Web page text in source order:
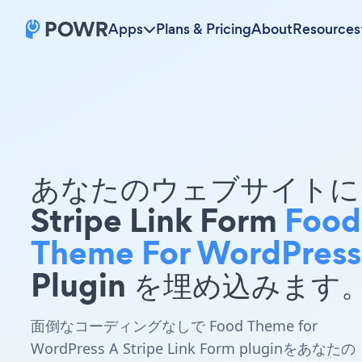
Apps Plans & PricingAboutResources
あなたのウェブサイト
Stripe Link Form Food
Theme For WordPress
Plugin を埋め込みます
面倒なコーディングなしで Food Theme for
WordPress A Stripe Link Form pluginをあなたの